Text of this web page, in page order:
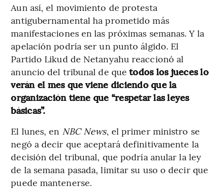
Aun así, el movimiento de protesta
antigubernamental ha prometido más
manifestaciones en las próximas semanas. Y la
apelación podría ser un punto álgido. El
Partido Likud de Netanyahu reaccionó al
anuncio del tribunal de quetodos los jueces lo
verán el mes que viene diciendo que la
organización tiene que “respetar las leyes
básicas”.
El lunes, en NBC News, el primer ministro se
negó a decir que aceptará definitivamente la
decisión del tribunal, que podría anular la ley
de la semana pasada, limitar su uso o decir que
puede mantenerse.